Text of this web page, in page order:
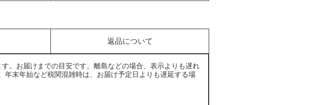
返品について
。お届けまでの目安です。離島などの場合、表示よりも遅れ
末年始など税関混雑時は、お届け予定日よりも遅延する場